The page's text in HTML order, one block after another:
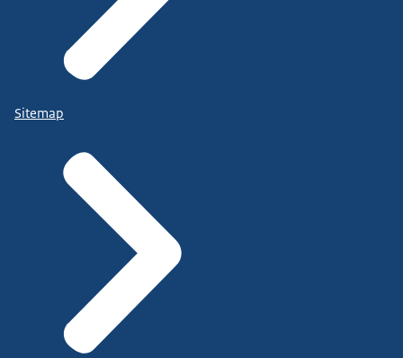
Sitemap